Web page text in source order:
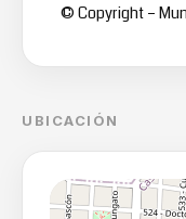
© Copyright –
UBICACIÓN